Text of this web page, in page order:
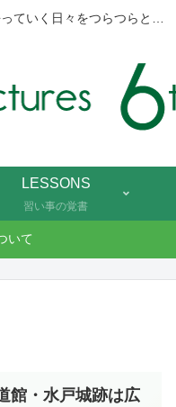
ていく日々をつらつらと…
LESSONS
習い事の覚書
いて
館・水戸城跡は広